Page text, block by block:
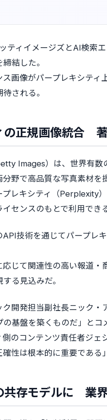
ティイメージズとAI検索
結した。
画像がパープレキシテ
される。
の正規画像統合
Images）は、世界有数
野で高品質な写真素材を
レキシティ（Perplexity
センスのもとで利用でき
API技術を通じてパープレ
応じて関連性の高い報道
る見込みだ。
開発担当副社長ニック
基盤を築くものだ」とコ
のコンテンツ責任者ジ
性は根本的に重要である
共存モデルに 業